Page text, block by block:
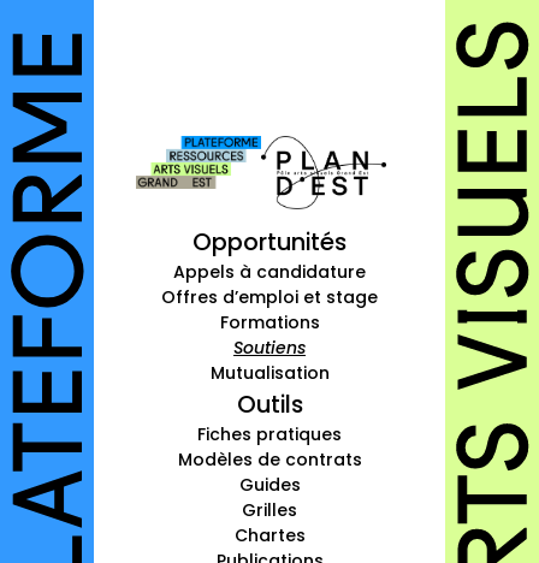
contact
Connexion
Inscription
Opportunités
Appels à candidature
Offres d’emploi et stage
Formations
Soutiens
Mutualisation
Outils
Fiches pratiques
Modèles de contrats
Guides
Grilles
Chartes